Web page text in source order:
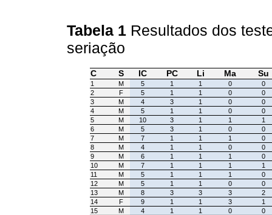
Tabela 1 Resultados dos
seriação
C S IC PC Li Ma Su
1 M 5 1 1 0
0
2
F 5 1 1 0
0
3
M 4 3 1 0
0
4
M 5 1 1 0
0
5
M 10 3 1 1
1
6
M 5 3 1 0
0
7
M 7 1 1 1
0
8
M 4 1 1 0
0
9
M 6 1 1 1
0
10
M 7 1 1 1
1
11
M 5 1 1 1
0
12
M 5 1 1 0
0
13
M 8 3 3 3
2
14
F 9 1 1 3
1
15
M 4 1 1 0
0